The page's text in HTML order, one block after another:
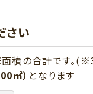
さい
積の合計です。
㎡） となります